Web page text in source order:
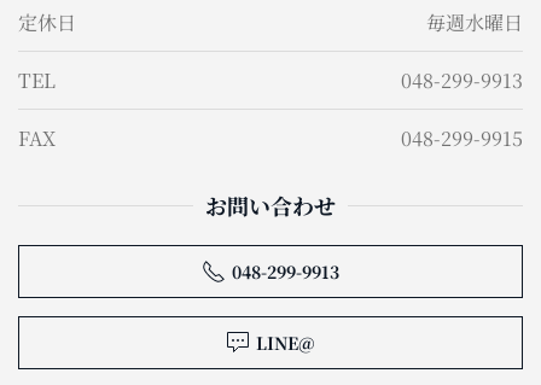
定休日 毎週水曜日
TEL 048-299-9913
FAX 048-299-9915
お問い合わせ
048-299-9913
LINE@